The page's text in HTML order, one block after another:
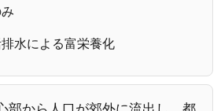
水による富栄養化